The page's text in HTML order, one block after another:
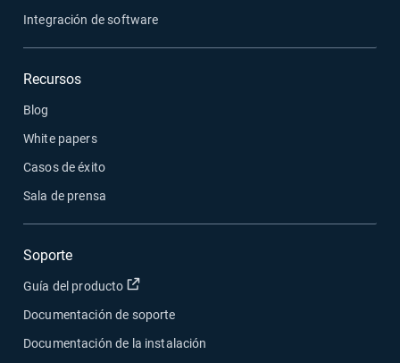
Integración de software
Recursos
Blog
White papers
Casos de éxito
Sala de prensa
Soporte
Guía del producto Abrir en una nueva ventana
Documentación de soporte
Documentación de la instalación